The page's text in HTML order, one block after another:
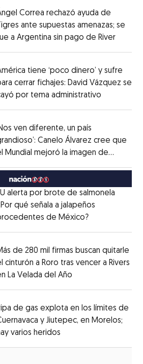
Correa rechazó ayuda de
Tigres ante supuestas amenazas; se
a Argentina sin pago de RiverOpens
tiene ‘poco dinero’ y sufre
cerrar fichajes: David Vázquez se
por tema administrativo
ven diferente, un país
Canelo Álvarez cree que
Mundial mejoró la imagen de
alerta por brote de salmonela
qué señala a jalapeños
de México?Opens in new
de 280 mil firmas buscan quitarle
cinturón a Roro tras vencer a Rivers
La Velada del Año
de gas explota en los límites de
y Jiutepec, en Morelos;
varios heridos